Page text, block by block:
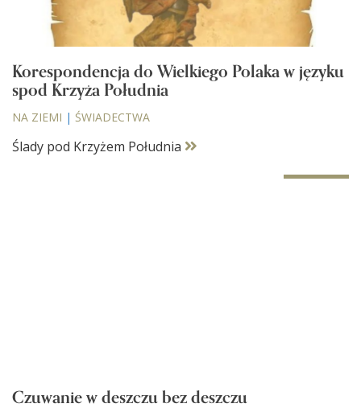
Korespondencja do Wielkiego Polaka w języku
spod Krzyża Południa
NA ZIEMI | ŚWIADECTWA
Ślady pod Krzyżem Południa
Czuwanie w deszczu bez deszczu